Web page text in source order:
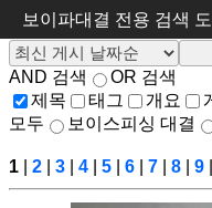
보이파대결 전용 검색
AND 검색
OR 검색
제목
태그 개요
모두
보이스피싱 대결
1 2 3 4 5 6 7 8 9